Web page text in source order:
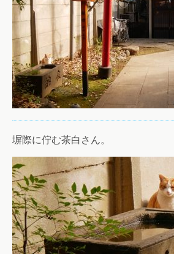
塀際に佇む茶白さん。